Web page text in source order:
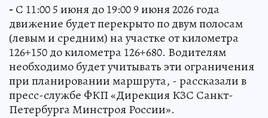
- С 11:00 5 июня до 19:00 9 июня 2026 года
движение будет перекрыто по двум полосам
(левым и средним) на участке от километра
126+150 до километра 126+680. Водителям
необходимо будет учитывать эти ограничения
при планировании маршрута, - рассказали в
пресс-службе ФКП «Дирекция КЗС Санкт-
Петербурга Минстроя России».